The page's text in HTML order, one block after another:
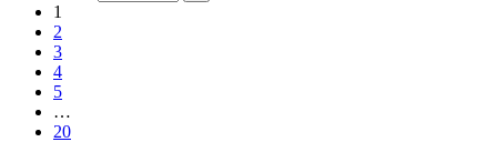
1
2
3
4
5
…
20